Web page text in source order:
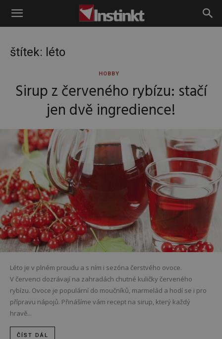
Instinkt
štítek: léto
HOBBY
Sirup z červeného rybízu: stačí
jen dvě ingredience!
Léto je v plném proudu a s ním i sezóna čerstvého ovoce.
V červenci dozrávají na zahradách chutné kuličky červeného
rybízu. Ovoce je populární do moučníků, marmelád a hodí se i pro
přípravu nápojů. Přinášíme vám recept na sirup, který každý
hravě...
ČÍST DÁL